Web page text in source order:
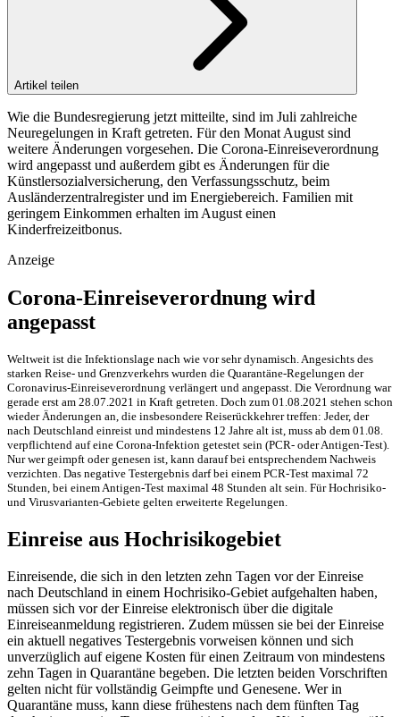
Artikel teilen
Wie die Bundesregierung jetzt mitteilte, sind im Juli zahlreiche
Neuregelungen in Kraft getreten. Für den Monat August sind
weitere Änderungen vorgesehen. Die Corona-Einreiseverordnung
wird angepasst und außerdem gibt es Änderungen für die
Künstlersozialversicherung, den Verfassungsschutz, beim
Ausländerzentralregister und im Energiebereich. Familien mit
geringem Einkommen erhalten im August einen
Kinderfreizeitbonus.
Anzeige
Corona-Einreiseverordnung wird
angepasst
Weltweit ist die Infektionslage nach wie vor sehr dynamisch. Angesichts des
starken Reise- und Grenzverkehrs wurden die Quarantäne-Regelungen der
Coronavirus-Einreiseverordnung verlängert und angepasst. Die Verordnung war
gerade erst am 28.07.2021 in Kraft getreten. Doch zum 01.08.2021 stehen schon
wieder Änderungen an, die insbesondere Reiserückkehrer treffen: Jeder, der
nach Deutschland einreist und mindestens 12 Jahre alt ist, muss ab dem 01.08.
verpflichtend auf eine Corona-Infektion getestet sein (PCR- oder Antigen-Test).
Nur wer geimpft oder genesen ist, kann darauf bei entsprechendem Nachweis
verzichten. Das negative Testergebnis darf bei einem PCR-Test maximal 72
Stunden, bei einem Antigen-Test maximal 48 Stunden alt sein. Für Hochrisiko-
und Virusvarianten-Gebiete gelten erweiterte Regelungen.
Einreise aus Hochrisikogebiet
Einreisende, die sich in den letzten zehn Tagen vor der Einreise
nach Deutschland in einem Hochrisiko-Gebiet aufgehalten haben,
müssen sich vor der Einreise elektronisch über die digitale
Einreiseanmeldung registrieren. Zudem müssen sie bei der Einreise
ein aktuell negatives Testergebnis vorweisen können und sich
unverzüglich auf eigene Kosten für einen Zeitraum von mindestens
zehn Tagen in Quarantäne begeben. Die letzten beiden Vorschriften
gelten nicht für vollständig Geimpfte und Genesene. Wer in
Quarantäne muss, kann diese frühestens nach dem fünften Tag